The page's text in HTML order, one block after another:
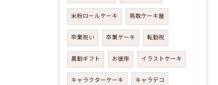
米粉ロールケーキ 鳥取ケーキ屋
卒業祝い 卒業ケーキ 転勤祝
異動ギフト お彼岸 イラストケーキ
キャラクターケーキ キャラデコ